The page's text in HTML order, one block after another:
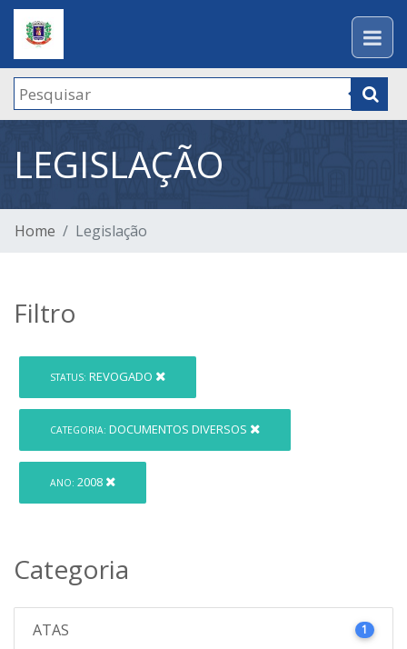
LEGISLAÇÃO
Home Legislação
Filtro
STATUS: REVOGADO
CATEGORIA: DOCUMENTOS DIVERSOS
ANO: 2008
Categoria
ATAS 1